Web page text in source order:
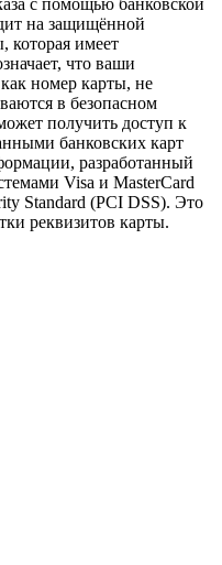
с помощью банковской
на защищённой
которая имеет
что ваши
номер карты, не
в безопасном
получить доступ к
банковских карт
разработанный
Visa и MasterCard
Standard (PCI DSS). Это
реквизитов карты.